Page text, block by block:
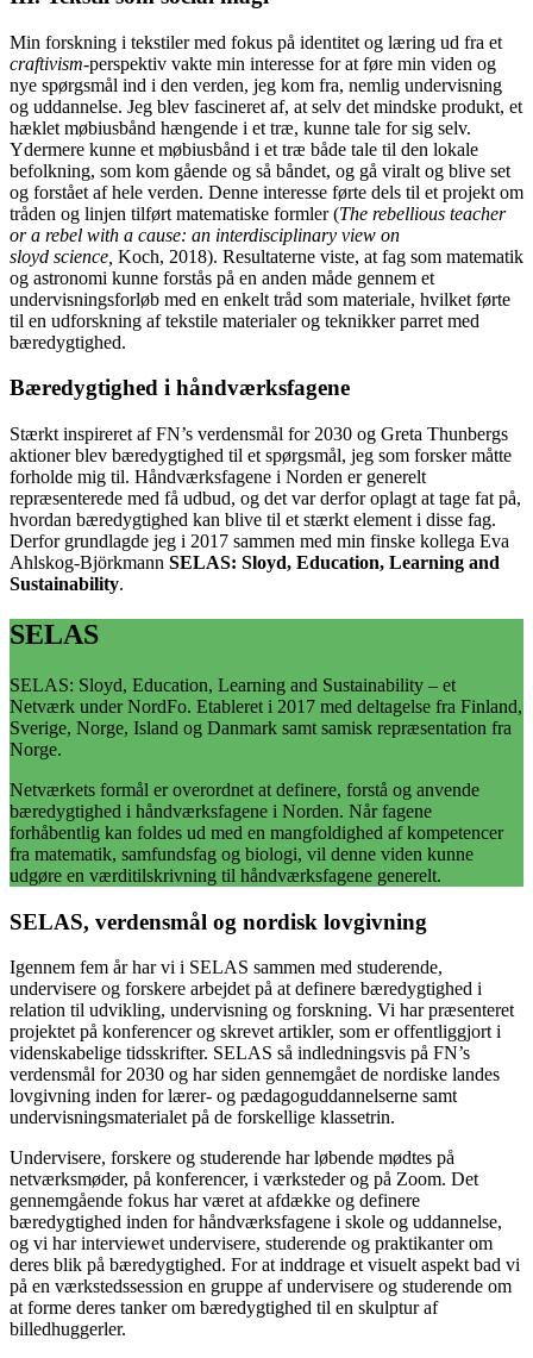
Min forskning i tekstiler med fokus på identitet og læring ud fra et
craftivism-perspektiv vakte min interesse for at føre min viden og
nye spørgsmål ind i den verden, jeg kom fra, nemlig undervisning
og uddannelse. Jeg blev fascineret af, at selv det mindske produkt, et
hæklet møbiusbånd hængende i et træ, kunne tale for sig selv.
Ydermere kunne et møbiusbånd i et træ både tale til den lokale
befolkning, som kom gående og så båndet, og gå viralt og blive set
og forstået af hele verden. Denne interesse førte dels til et projekt om
tråden og linjen tilført matematiske formler (The rebellious teacher
or a rebel with a cause: an interdisciplinary view on
sloyd science, Koch, 2018). Resultaterne viste, at fag som matematik
og astronomi kunne forstås på en anden måde gennem et
undervisningsforløb med en enkelt tråd som materiale, hvilket førte
til en udforskning af tekstile materialer og teknikker parret med
bæredygtighed.
Bæredygtighed i håndværksfagene
Stærkt inspireret af FN’s verdensmål for 2030 og Greta Thunbergs
aktioner blev bæredygtighed til et spørgsmål, jeg som forsker måtte
forholde mig til. Håndværksfagene i Norden er generelt
repræsenterede med få udbud, og det var derfor oplagt at tage fat på,
hvordan bæredygtighed kan blive til et stærkt element i disse fag.
Derfor grundlagde jeg i 2017 sammen med min finske kollega Eva
Ahlskog-Björkmann SELAS: Sloyd, Education, Learning and
Sustainability.
SELAS
SELAS: Sloyd, Education, Learning and Sustainability – et
Netværk under NordFo. Etableret i 2017 med deltagelse fra Finland,
Sverige, Norge, Island og Danmark samt samisk repræsentation fra
Norge.
Netværkets formål er overordnet at definere, forstå og anvende
bæredygtighed i håndværksfagene i Norden. Når fagene
forhåbentlig kan foldes ud med en mangfoldighed af kompetencer
fra matematik, samfundsfag og biologi, vil denne viden kunne
udgøre en værditilskrivning til håndværksfagene generelt.
SELAS, verdensmål og nordisk lovgivning
Igennem fem år har vi i SELAS sammen med studerende,
undervisere og forskere arbejdet på at definere bæredygtighed i
relation til udvikling, undervisning og forskning. Vi har præsenteret
projektet på konferencer og skrevet artikler, som er offentliggjort i
videnskabelige tidsskrifter. SELAS så indledningsvis på FN’s
verdensmål for 2030 og har siden gennemgået de nordiske landes
lovgivning inden for lærer- og pædagoguddannelserne samt
undervisningsmaterialet på de forskellige klassetrin.
Undervisere, forskere og studerende har løbende mødtes på
netværksmøder, på konferencer, i værksteder og på Zoom. Det
gennemgående fokus har været at afdække og definere
bæredygtighed inden for håndværksfagene i skole og uddannelse,
og vi har interviewet undervisere, studerende og praktikanter om
deres blik på bæredygtighed. For at inddrage et visuelt aspekt bad vi
på en værkstedssession en gruppe af undervisere og studerende om
at forme deres tanker om bæredygtighed til en skulptur af
billedhuggerler.